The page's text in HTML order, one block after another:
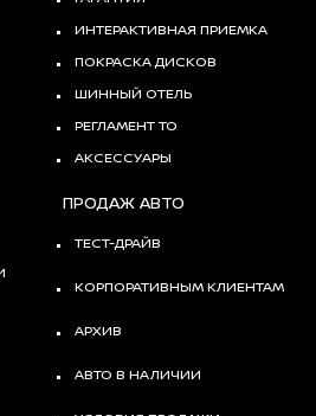
ИНТЕРАКТИВНАЯ ПРИЕМКА
ПОКРАСКА ДИСКОВ
ШИННЫЙ ОТЕЛЬ
РЕГЛАМЕНТ ТО
АКСЕССУАРЫ
ПРОДАЖ АВТО
ТЕСТ-ДРАЙВ
КОРПОРАТИВНЫМ КЛИЕНТАМ
АРХИВ
АВТО В НАЛИЧИИ